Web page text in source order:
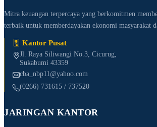
Mitra keuangan terpercaya yang berkomitmen
terbaik untuk memberdayakan ekonomi masyarakat
Kantor Pusat
Jl. Raya Siliwangi No.3, Cicurug,
Sukabumi 43359
cba_nbp11@yahoo.com
(0266) 731615 / 737520
JARINGAN KANTOR